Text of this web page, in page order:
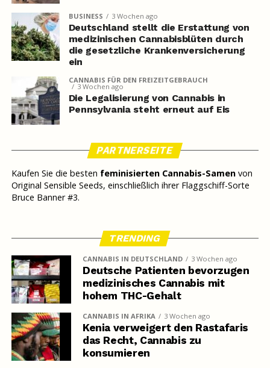
BUSINESS 3 Wochen ago
Deutschland stellt die Erstattung von
medizinischen Cannabisblüten durch
die gesetzliche Krankenversicherung
ein
CANNABIS FÜR DEN FREIZEITGEBRAUCH
3 Wochen ago
Die Legalisierung von Cannabis in
Pennsylvania steht erneut auf Eis
PARTNERSEITE
Kaufen Sie die besten feminisierten Cannabis-Samenvon
Original Sensible Seeds, einschließlich ihrer Flaggschiff-Sorte
Bruce Banner #3.
TRENDING
CANNABIS IN DEUTSCHLAND 3 Wochen ago
Deutsche Patienten bevorzugen
medizinisches Cannabis mit
hohem THC-Gehalt
CANNABIS IN AFRIKA 3 Wochen ago
Kenia verweigert den Rastafaris
das Recht, Cannabis zu
konsumieren